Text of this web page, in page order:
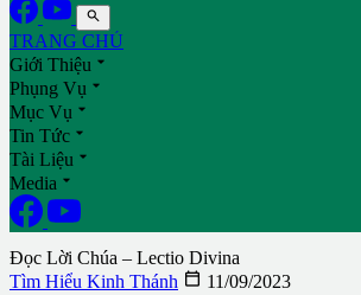

TRANG CHỦ
Giới Thiệu 
Phụng Vụ 
Mục Vụ 
Tin Tức 
Tài Liệu 
Media 
Đọc Lời Chúa – Lectio Divina
Tìm Hiểu Kinh Thánh  11/09/2023